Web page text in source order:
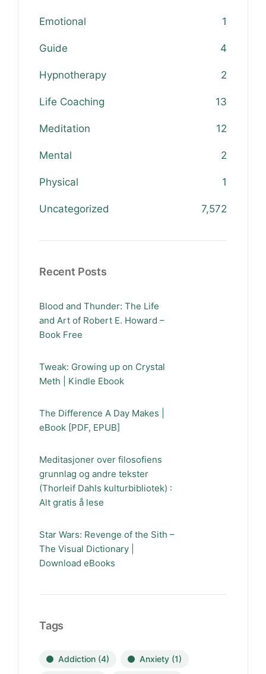
Emotional 1
Guide 4
Hypnotherapy 2
Life Coaching 13
Meditation 12
Mental 2
Physical 1
Uncategorized 7,572
Recent Posts
Blood and Thunder: The Life
and Art of Robert E. Howard –
Book Free
Tweak: Growing up on Crystal
Meth | Kindle Ebook
The Difference A Day Makes |
eBook [PDF, EPUB]
Meditasjoner over filosofiens
grunnlag og andre tekster
(Thorleif Dahls kulturbibliotek) :
Alt gratis å lese
Star Wars: Revenge of the Sith –
The Visual Dictionary |
Download eBooks
Tags
Addiction (4) Anxiety (1)